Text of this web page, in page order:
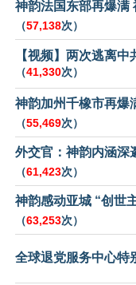
神韵法国东部再爆满
（57,138次）
【视频】两次逃离
（41,330次）
神韵加州千橡市再爆
（55,469次）
外交官：神韵内涵深
（61,423次）
神韵感动亚城 “创世
（63,253次）
全球退党服务中心特